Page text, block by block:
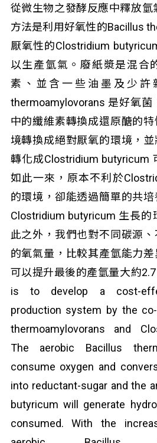
從微生物之發酵反應中釋放氫
方法是利用好氧性的Bacillus
厭氧性的Clostridium
以生產氫氣。廢紙漿是混合
素、並含一些油墨及少許
thermoamylovorans 是好氧
中的纖維素轉換成還原醣的
境轉換成絕對厭氧的環境，
轉化成Clostridium butyricum
如此一來，原本不利於
的環境，卻能透過簡單的共
Clostridium butyricum 生長
此之外，我們也對不同碳源
的氧氣量，比較其產氫能力
可以提升最後的產氫量大約2.7
is to develop a cost-
production system by the
thermoamylovorans and
The aerobic Bacillus
consume oxygen and
into reductant-sugar and the
butyricum will generate
consumed. With the